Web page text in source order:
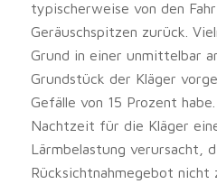
typischerweise von den
Geräuschspitzen zurück.
Grund in einer unmittelbar
Grundstück der Kläger
Gefälle von 15 Prozent
Nachtzeit für die Kläger
Lärmbelastung verursacht,
Rücksichtnahmegebot nicht